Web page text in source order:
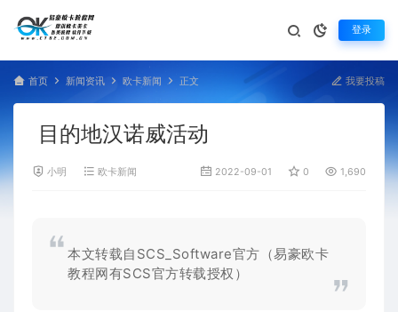
登录
首页 新闻资讯 欧卡新闻 正文 我要投稿
目的地汉诺威活动
小明 欧卡新闻 2022-09-01 0 1,690
本文转载自SCS_Software官方（易豪欧卡
教程网有SCS官方转载授权）